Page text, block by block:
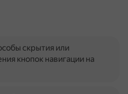
скрытия или
кнопок навигации на